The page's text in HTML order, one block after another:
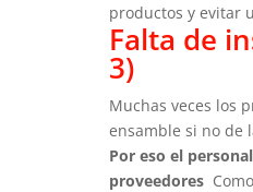
productos y evitar
Falta de
3)
Muchas veces los
ensamble si no de
Por eso el
proveedores